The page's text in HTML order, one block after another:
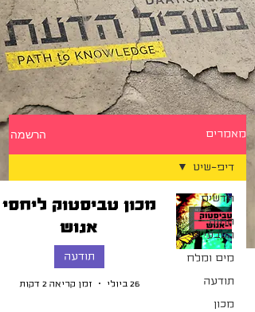
מאמרים הרשמה
חדשים
החוק
הטבעי
מים ומלח
תודעה
מכון
דיפ-שיט
מכון טביסטוק ליחסי
אנוש
תודעה
26 ביולי זמן קריאה 2 דקות